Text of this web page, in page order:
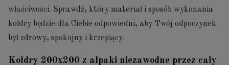
właściwości. Sprawdź, który materiał i sposób wykonania
kołdry będzie dla Ciebie odpowiedni, aby Twój odpoczynek
był zdrowy, spokojny i krzepiący.
Kołdry 200x200 z alpaki niezawodne przez cały